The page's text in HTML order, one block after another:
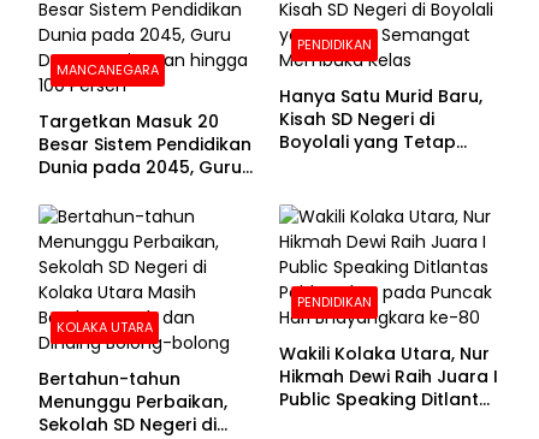
MANCANEGARA
Targetkan Masuk 20
Besar Sistem Pendidikan
Dunia pada 2045, Guru
100 Persen
PENDIDIKAN
Hanya Satu Murid Baru,
Kisah SD Negeri di
Boyolali yang Tetap
KOLAKA UTARA
Bertahun-tahun
Menunggu Perbaikan,
Sekolah SD Negeri di
PENDIDIKAN
Wakili Kolaka Utara, Nur
Hikmah Dewi Raih Juara I
Public Speaking Ditlantas